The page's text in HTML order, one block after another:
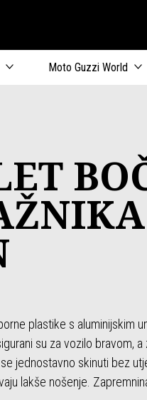
Moto Guzzi World
plastike s aluminijskim
su za vozilo bravom, a
jednostavno skinuti bez
lakše nošenje.